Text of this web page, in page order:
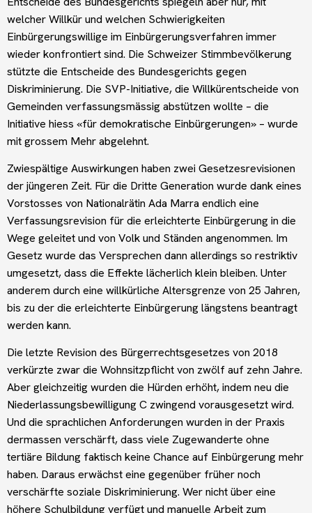
welcher Willkür und welchen Schwierigkeiten
Einbürgerungswillige im Einbürgerungsverfahren immer
wieder konfrontiert sind. Die Schweizer Stimmbevölkerung
stützte die Entscheide des Bundesgerichts gegen
Diskriminierung. Die SVP-Initiative, die Willkürentscheide von
Gemeinden verfassungsmässig abstützen wollte – die
Initiative hiess «für demokratische Einbürgerungen» – wurde
mit grossem Mehr abgelehnt.
Zwiespältige Auswirkungen haben zwei Gesetzesrevisionen
der jüngeren Zeit. Für die Dritte Generation wurde dank eines
Vorstosses von Nationalrätin Ada Marra endlich eine
Verfassungsrevision für die erleichterte Einbürgerung in die
Wege geleitet und von Volk und Ständen angenommen. Im
Gesetz wurde das Versprechen dann allerdings so restriktiv
umgesetzt, dass die Effekte lächerlich klein bleiben. Unter
anderem durch eine willkürliche Altersgrenze von 25 Jahren,
bis zu der die erleichterte Einbürgerung längstens beantragt
werden kann.
Die letzte Revision des Bürgerrechtsgesetzes von 2018
verkürzte zwar die Wohnsitzpflicht von zwölf auf zehn Jahre.
Aber gleichzeitig wurden die Hürden erhöht, indem neu die
Niederlassungsbewilligung C zwingend vorausgesetzt wird.
Und die sprachlichen Anforderungen wurden in der Praxis
dermassen verschärft, dass viele Zugewanderte ohne
tertiäre Bildung faktisch keine Chance auf Einbürgerung mehr
haben. Daraus erwächst eine gegenüber früher noch
verschärfte soziale Diskriminierung. Wer nicht über eine
höhere Schulbildung verfügt und manuelle Arbeit zum